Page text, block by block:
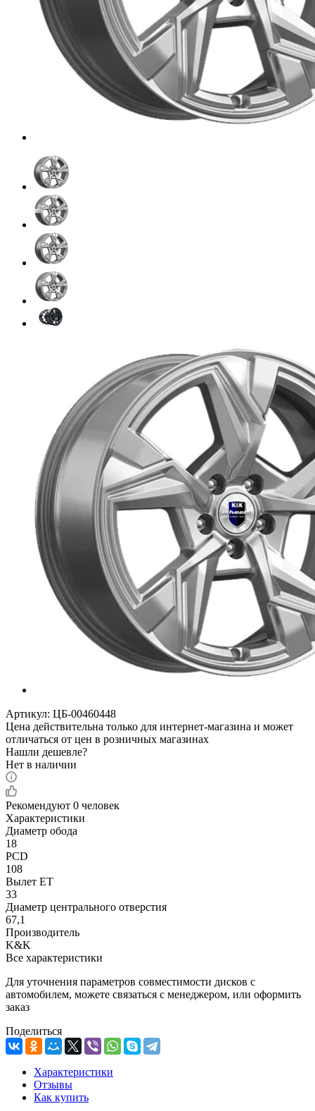
Артикул: ЦБ-00460448
Цена действительна только для интернет-магазина и может
отличаться от цен в розничных магазинах
Нашли дешевле?
Нет в наличии
Рекомендуют 0 человек
Характеристики
Диаметр обода
18
PCD
108
Вылет ET
33
Диаметр центрального отверстия
67,1
Производитель
K&K
Все характеристики
Для уточнения параметров совместимости дисков с
автомобилем, можете связаться с менеджером, или оформить
заказ
Поделиться
Характеристики
Отзывы
Как купить